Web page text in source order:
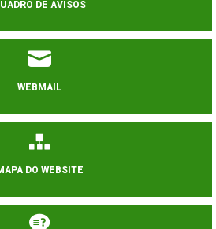
DE AVISOS
WEBMAIL
DO WEBSITE